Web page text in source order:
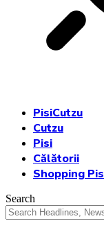
PisiCutzu
Cutzu
Pisi
Călătorii
Shopping
Search